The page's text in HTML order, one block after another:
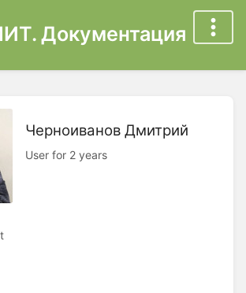
Документация
Черноиванов Дмитрий
User for 2 years